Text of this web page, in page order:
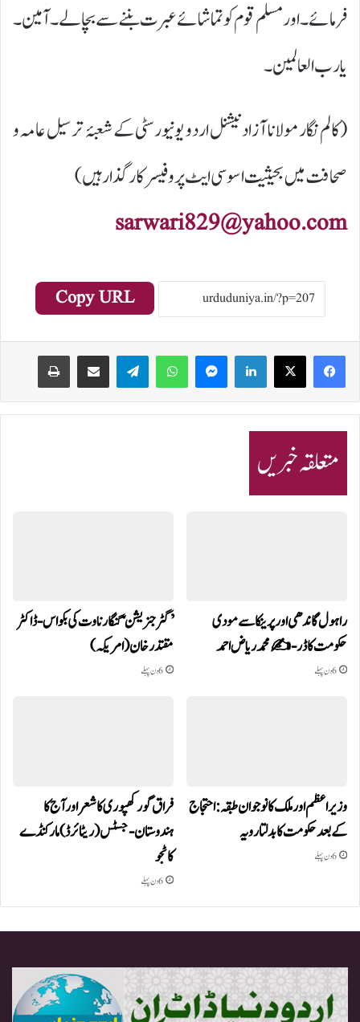
فرمائے۔ اور مسلم قوم کو تماشائے عبرت بننے سے بچالے۔ آمین۔
یارب العالمین۔
(کالم نگار مولانا آزاد نیشنل اردو یونیورسٹی کے شعبۂ ترسیل عامہ و
صحافت میں بحیثیت اسوسی ایٹ پروفیسر کارگذار ہیں)
sarwari829@yahoo.com
Copy URL
LinkedIn
WhatsApp
Telegram
متعلقہ خبریں
راہول گاندھی اور پرینکا سے مودی
حکومت کا ڈر-✍️محمد ریاض احمد
6 دن پہلے
’گٹر جنریشن ‘گنگا رناوت کی بکواس-ڈاکٹر
مقتدر خان (امریکہ)
6 دن پہلے
وزیر اعظم اور ملک کا نوجوان طبقہ: احتجاج
کے بعد حکومت کا بدلتا رویہ
6 دن پہلے
فراق گورکھپوری کا شعر اور آج کا
ہندوستان-جسٹس (ریٹائرڈ) مارکنڈے
کاٹجو
6 دن پہلے